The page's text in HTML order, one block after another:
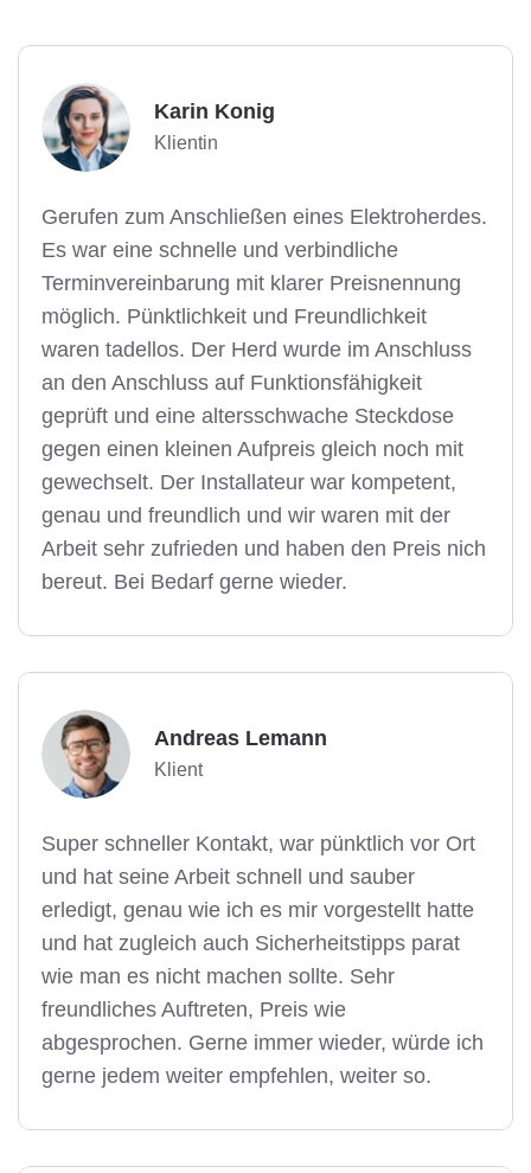
Karin Konig
Klientin
Gerufen zum Anschließen eines Elektroherdes.
Es war eine schnelle und verbindliche
Terminvereinbarung mit klarer Preisnennung
möglich. Pünktlichkeit und Freundlichkeit
waren tadellos. Der Herd wurde im Anschluss
an den Anschluss auf Funktionsfähigkeit
geprüft und eine altersschwache Steckdose
gegen einen kleinen Aufpreis gleich noch mit
gewechselt. Der Installateur war kompetent,
genau und freundlich und wir waren mit der
Arbeit sehr zufrieden und haben den Preis nich
bereut. Bei Bedarf gerne wieder.
Andreas Lemann
Klient
Super schneller Kontakt, war pünktlich vor Ort
und hat seine Arbeit schnell und sauber
erledigt, genau wie ich es mir vorgestellt hatte
und hat zugleich auch Sicherheitstipps parat
wie man es nicht machen sollte. Sehr
freundliches Auftreten, Preis wie
abgesprochen. Gerne immer wieder, würde ich
gerne jedem weiter empfehlen, weiter so.